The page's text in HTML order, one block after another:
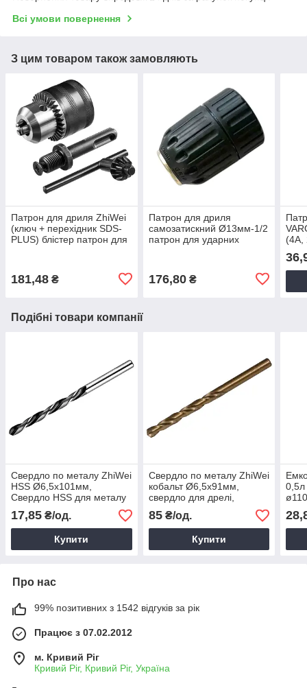
Всі умови повернення
З цим товаром також замовляють
Патрон для дриля ZhiWei
(ключ + перехідник SDS-
PLUS) блістер патрон для
181,48 ₴
Патрон для дриля
самозатискний Ø13мм-1/2
патрон для ударних
176,80₴
(4A,
Подібні товари компанії
Свердло по металу ZhiWei
HSS Ø6,5х101мм,
Свердло HSS для металу
17,85 ₴/од.
Купити
Свердло по металу ZhiWei
кобальт Ø6,5х91мм,
свердло для дрелі,
свердло для работи по
металу
85₴/од.
Купити
для
Про нас
99% позитивних з 1542 відгуків за рік
Працює з 07.02.2012
м. Кривий Ріг
Кривий Ріг, Кривий Ріг, Україна